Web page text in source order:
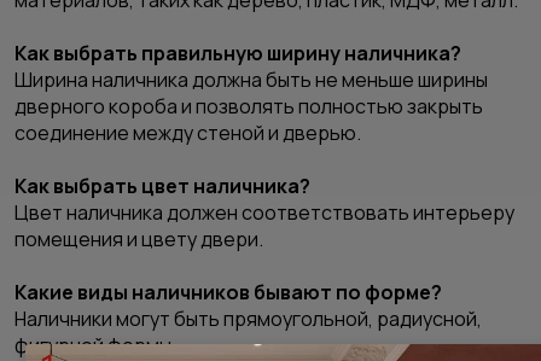
Как выбрать правильную ширину наличника?
Ширина наличника должна быть не меньше ширины
дверного короба и позволять полностью закрыть
соединение между стеной и дверью.
Как выбрать цвет наличника?
Цвет наличника должен соответствовать интерьеру
помещения и цвету двери.
Какие виды наличников бывают по форме?
Наличники могут быть прямоугольной, радиусной,
фигурной формы.